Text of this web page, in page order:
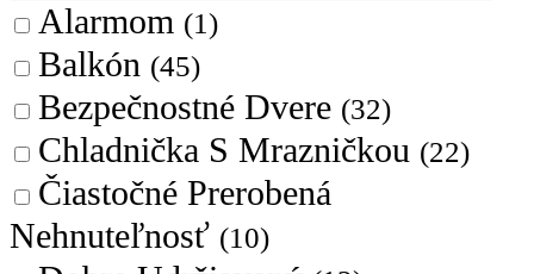
Alarmom (1)
Balkón (45)
Bezpečnostné Dvere (32)
Chladnička S Mrazničkou (22)
Čiastočné Prerobená
Nehnuteľnosť (10)